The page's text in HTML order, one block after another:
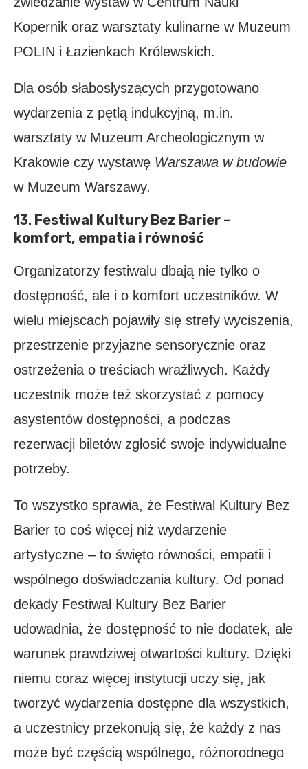
Kopernik oraz warsztaty kulinarne w Muzeum
POLIN i Łazienkach Królewskich.
Dla osób słabosłyszących przygotowano
wydarzenia z pętlą indukcyjną, m.in.
warsztaty w Muzeum Archeologicznym w
Krakowie czy wystawę Warszawa w budowie
w Muzeum Warszawy.
13. Festiwal Kultury Bez Barier –
komfort, empatia i równość
Organizatorzy festiwalu dbają nie tylko o
dostępność, ale i o komfort uczestników. W
wielu miejscach pojawiły się strefy wyciszenia,
przestrzenie przyjazne sensorycznie oraz
ostrzeżenia o treściach wrażliwych. Każdy
uczestnik może też skorzystać z pomocy
asystentów dostępności, a podczas
rezerwacji biletów zgłosić swoje indywidualne
potrzeby.
To wszystko sprawia, że Festiwal Kultury Bez
Barier to coś więcej niż wydarzenie
artystyczne – to święto równości, empatii i
wspólnego doświadczania kultury. Od ponad
dekady Festiwal Kultury Bez Barier
udowadnia, że dostępność to nie dodatek, ale
warunek prawdziwej otwartości kultury. Dzięki
niemu coraz więcej instytucji uczy się, jak
tworzyć wydarzenia dostępne dla wszystkich,
a uczestnicy przekonują się, że każdy z nas
może być częścią wspólnego, różnorodnego